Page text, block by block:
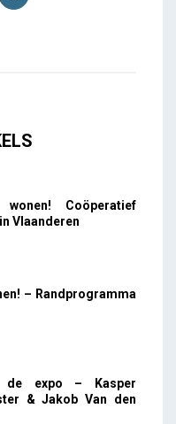
Coöperatief
Vlaanderen
– Randprogramma
de expo – Kasper
& Jakob Van den